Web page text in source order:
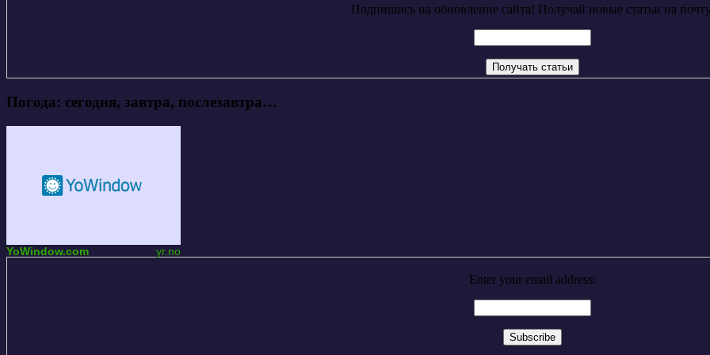
Подпишись на обновление сайта! Получай новые статьи на
Погода: сегодня, завтра, послезавтра…
YoWindow.com yr.no
Enter your email address: